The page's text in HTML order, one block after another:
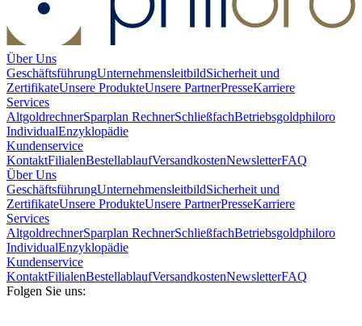
Über Uns
GeschäftsführungUnternehmensleitbildSicherheit und
ZertifikateUnsere ProdukteUnsere PartnerPresseKarriere
Services
AltgoldrechnerSparplan RechnerSchließfachBetriebsgoldphiloro
IndividualEnzyklopädie
Kundenservice
KontaktFilialenBestellablaufVersandkostenNewsletterFAQ
Über Uns
GeschäftsführungUnternehmensleitbildSicherheit und
ZertifikateUnsere ProdukteUnsere PartnerPresseKarriere
Services
AltgoldrechnerSparplan RechnerSchließfachBetriebsgoldphiloro
IndividualEnzyklopädie
Kundenservice
KontaktFilialenBestellablaufVersandkostenNewsletterFAQ
Folgen Sie uns: